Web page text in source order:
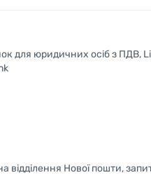
для юридичних осіб з ПДВ,
Нової пошти,